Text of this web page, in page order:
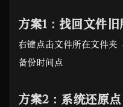
方案1：找回文件旧
右键点击文件所在文件
备份时间点
方案2：系统还原点